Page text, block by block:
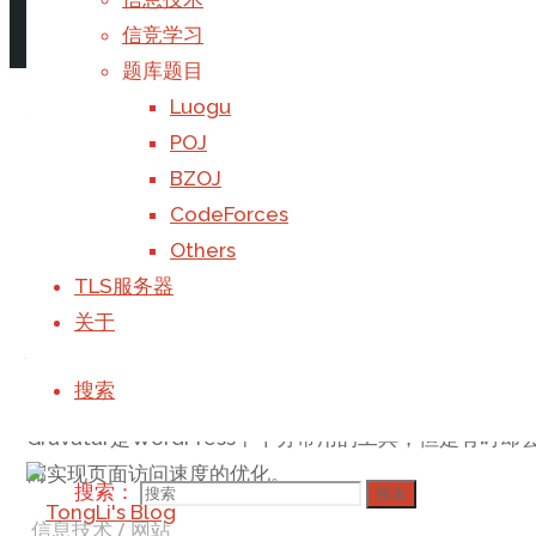
信竞学习
题库题目
Luogu
POJ
BZOJ
CodeForces
Others
TLS服务器
关于
搜索
搜索： 搜索
阅读更多 "最易WordPress完整迁移指南"
程序设计实验5
计算机程序设计实验课练习题
字符串/模拟
阅读更多 "程序设计实验5"
Gravatar是WordPress中十分常用的工具，但是有时却
而实现页面访问速度的优化。
信息技术 / 网站